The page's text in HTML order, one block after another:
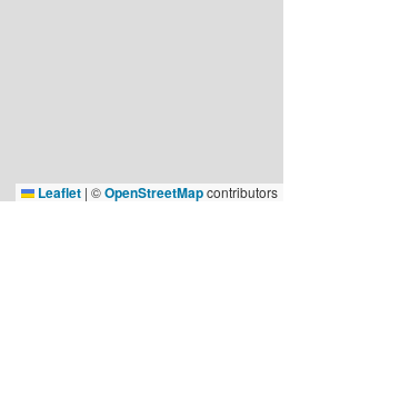
Leaflet | ©OpenStreetMapcontributors